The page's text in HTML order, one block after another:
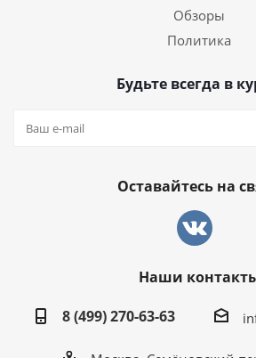
Обзоры
Политика
Будьте всегда в
Оставайтесь на
Наши
8 (499) 270-63-63